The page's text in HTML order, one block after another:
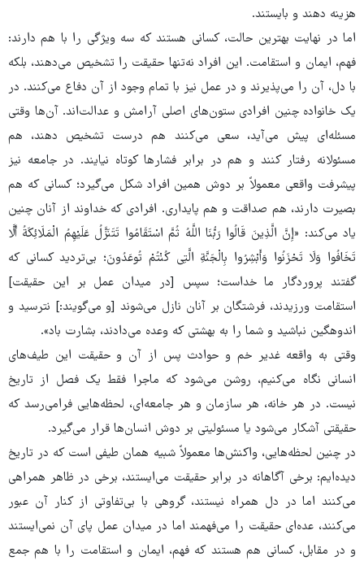
هزینه دهند و بایستند.
اما در نهایت بهترین حالت، کسانی هستند که سه ویژگی را با هم دارند:
فهم، ایمان و استقامت. این افراد نه‌تنها حقیقت را تشخیص می‌دهند، بلکه
با دل، آن را می‌پذیرند و در عمل نیز با تمام وجود از آن دفاع می‌کنند. در
یک خانواده چنین افرادی ستون‌های اصلی آرامش و عدالت‌اند. آن‌ها وقتی
مسئله‌ای پیش می‌آید، سعی می‌کنند هم درست تشخیص دهند، هم
مسئولانه رفتار کنند و هم در برابر فشارها کوتاه نیایند. در جامعه نیز
پیشرفت واقعی معمولاً بر دوش همین افراد شکل می‌گیرد؛ کسانی که هم
بصیرت دارند، هم صداقت و هم پایداری. افرادی که خداوند از آنان چنین
یاد می‌کند: «إِنَّ الَّذِینَ قَالُوا رَبُّنَا اللَّهُ ثُمَّ اسْتَقَامُوا تَتَنَزَّلُ عَلَیْهِمُ الْمَلَائِکَةُ أَلَّا
تَخَافُوا وَلَا تَحْزَنُوا وَأَبْشِرُوا بِالْجَنَّةِ الَّتِی کُنْتُمْ تُوعَدُونَ؛ بی‌تردید کسانی که
گفتند پروردگار ما خداست؛ سپس [در میدان عمل بر این حقیقت]
استقامت ورزیدند، فرشتگان بر آنان نازل می‌شوند [و می‌گویند:] نترسید و
اندوهگین نباشید و شما را به بهشتی که وعده می‌دادند، بشارت باد».
وقتی به واقعه غدیر خم و حوادث پس از آن و حقیقت این طیف‌های
انسانی نگاه می‌کنیم، روشن می‌شود که ماجرا فقط یک فصل از تاریخ
نیست. در هر خانه، هر سازمان و هر جامعه‌ای، لحظه‌هایی فرامی‌رسد که
حقیقتی آشکار می‌شود یا مسئولیتی بر دوش انسان‌ها قرار می‌گیرد.
در چنین لحظه‌هایی، واکنش‌ها معمولاً شبیه همان طیفی است که در تاریخ
دیده‌ایم: برخی آگاهانه در برابر حقیقت می‌ایستند، برخی در ظاهر همراهی
می‌کنند اما در دل همراه نیستند، گروهی با بی‌تفاوتی از کنار آن عبور
می‌کنند، عده‌ای حقیقت را می‌فهمند اما در میدان عمل پای آن نمی‌ایستند
و در مقابل، کسانی هم هستند که فهم، ایمان و استقامت را با هم جمع